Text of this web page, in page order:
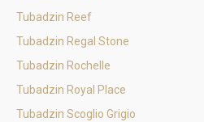
Tubadzin Reef
Tubadzin Regal Stone
Tubadzin Rochelle
Tubadzin Royal Place
Tubadzin Scoglio Grigio